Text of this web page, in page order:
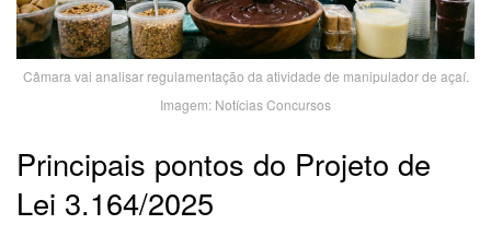
Câmara vai analisar regulamentação da atividade de manipulador de açaí.
Imagem: Notícias Concursos
Principais pontos do Projeto de
Lei 3.164/2025